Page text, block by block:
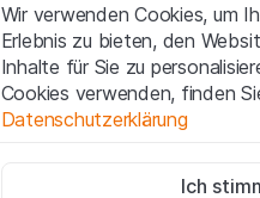
Mit dem Zugriff auf diese
(die "Website") erklären Sie,
Informationen und die
Nutzungsbedingungen
Wenn Sie mit den
Wir verwenden Cookies, um
Erlebnis zu bieten, den
Inhalte für Sie zu
Cookies verwenden, finden
Datenschutzerklärung
Diese Cookies sind für die
Ich